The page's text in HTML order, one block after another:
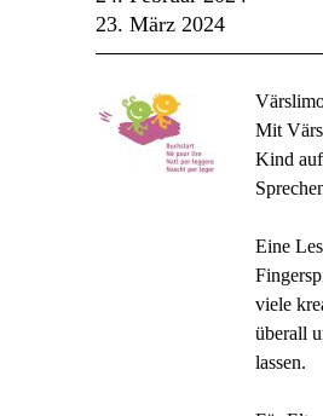
23. März 2024
Mit
Kind
Eine
viele
überall
lassen.